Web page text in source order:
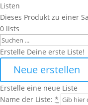
Listen
Dieses Produkt zu einer
0 lists
Search
Erstelle Deine erste Liste!
Neue erstellen
Erstelle eine neue Liste
Name der Liste: *